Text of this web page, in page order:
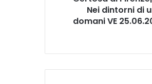
Nei dintorni di
domani VE